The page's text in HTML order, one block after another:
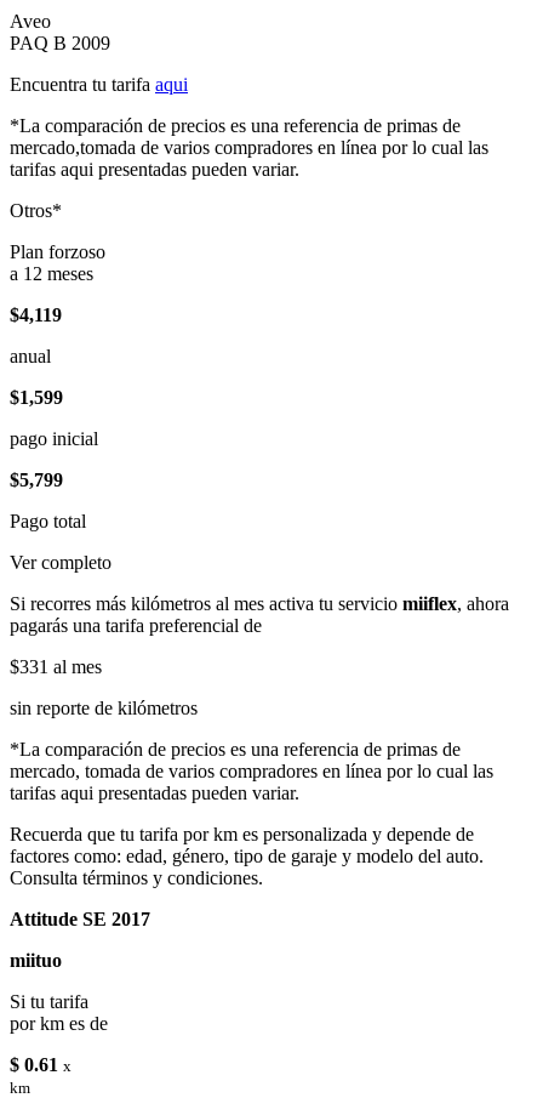
Aveo
PAQ B 2009
Encuentra tu tarifa aqui
*La comparación de precios es una referencia de primas de
mercado,tomada de varios compradores en línea por lo cual las
tarifas aqui presentadas pueden variar.
Otros*
Plan forzoso
a 12 meses
$4,119
anual
$1,599
pago inicial
$5,799
Pago total
Ver completo
Si recorres más kilómetros al mes activa tu servicio miiflex, ahora
pagarás una tarifa preferencial de
$331 al mes
sin reporte de kilómetros
*La comparación de precios es una referencia de primas de
mercado, tomada de varios compradores en línea por lo cual las
tarifas aqui presentadas pueden variar.
Recuerda que tu tarifa por km es personalizada y depende de
factores como: edad, género, tipo de garaje y modelo del auto.
Consulta términos y condiciones.
Attitude SE 2017
miituo
Si tu tarifa
por km es de
$ 0.61 x
km